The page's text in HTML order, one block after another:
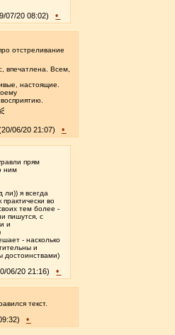
07/20 08:02) •
отстреливание
впечатлена. Всем,
настоящие.
06/20 21:07) •
прям
ним
ли)) я всегда
практически во
тем более -
пишутся, с
и
- насколько
и
достоинствами)
06/20 21:16) •
текст.
•